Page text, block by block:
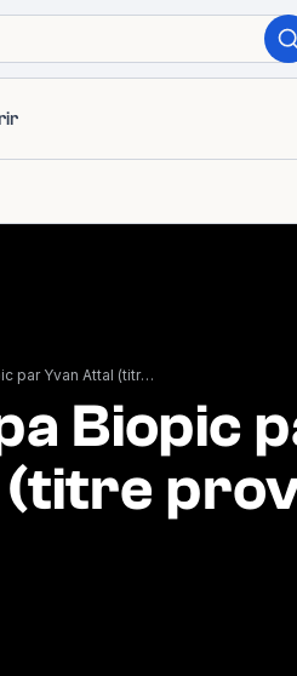
Robert Capa Biopic par Yvan Attal (titre provisoire)
Biopic
(titre